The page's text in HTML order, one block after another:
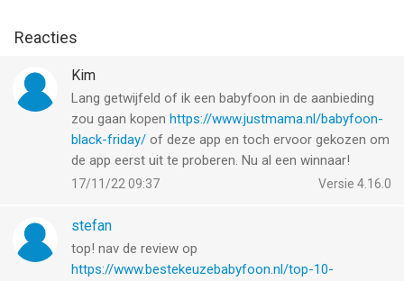
Reacties
Kim
Lang getwijfeld of ik een babyfoon in de aanbieding
zou gaan kopen https://www.justmama.nl/babyfoon-
black-friday/ of deze app en toch ervoor gekozen om
de app eerst uit te proberen. Nu al een winnaar!
Versie 4.16.0
17/11/22 09:37
stefan
top! nav de review op
https://www.bestekeuzebabyfoon.nl/top-10-